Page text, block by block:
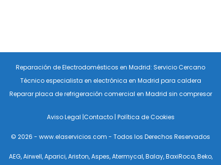
Reparación de Electrodomésticos en Madrid: Servicio Cercano
Técnico especialista en electrónica en Madrid para caldera
Reparar placa de refrigeración comercial en Madrid sin compresor
Aviso Legal Contacto| Política de Cookies
© 2026 - www.elaservicios.com - Todos los Derechos Reservados
AEG,Airwell,Aparici,Ariston,Aspes,Atermycal,Balay,BaxiRoca,Beko,